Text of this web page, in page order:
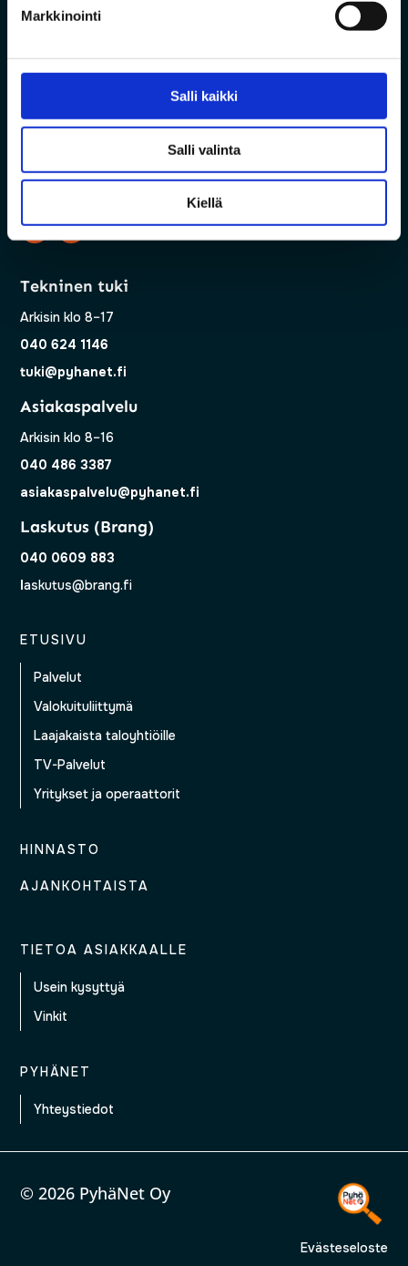
Markkinointi
Salli kaikki
Salli valinta
Kiellä
Vanha Pyhäjärventie 7, 86800 Pyhäsalmi
Tekninen tuki
Arkisin klo 8–17
040 624 1146
tuki@pyhanet.fi
Asiakaspalvelu
Arkisin klo 8–16
040 486 3387
asiakaspalvelu@pyhanet.fi
Laskutus (Brang)
040 0609 883
laskutus@brang.fi
ETUSIVU
Palvelut
Valokuituliittymä
Laajakaista taloyhtiöille
TV-Palvelut
Yritykset ja operaattorit
HINNASTO
AJANKOHTAISTA
TIETOA ASIAKKAALLE
Usein kysyttyä
Vinkit
PYHÄNET
Yhteystiedot
© 2026 PyhäNet Oy
Evästeseloste